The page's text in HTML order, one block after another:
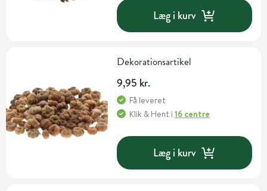
Læg i kurv
Dekorationsartikel
9,95 kr.
Få leveret
Klik & Hent i16 centre
Læg i kurv